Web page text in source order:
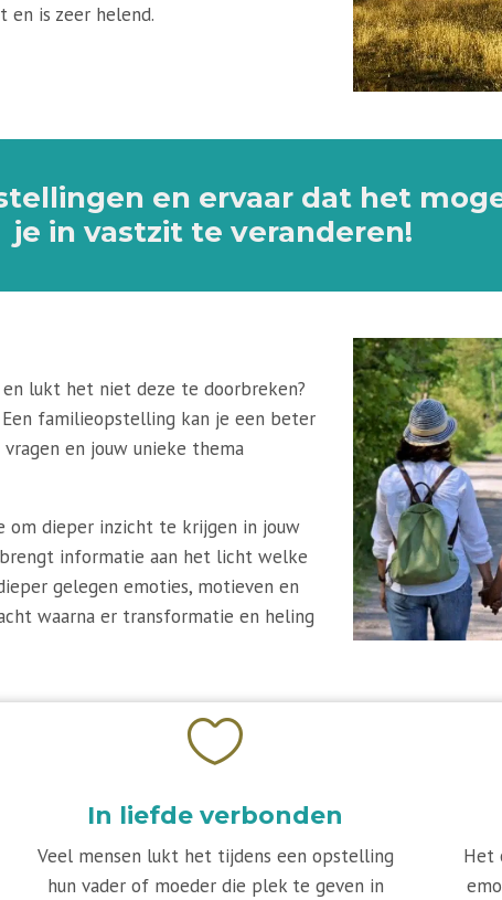
is zeer helend.
en ervaar dat het
je in vastzit te veranderen!
lukt het niet deze te doorbreken?
familieopstelling kan je een beter
en jouw unieke thema
om dieper inzicht te krijgen in jouw
informatie aan het licht welke
gelegen emoties, motieven en
waarna er transformatie en heling

In liefde verbonden
Veel mensen lukt het tijdens een opstelling
hun vader of moeder die plek te geven in
Het